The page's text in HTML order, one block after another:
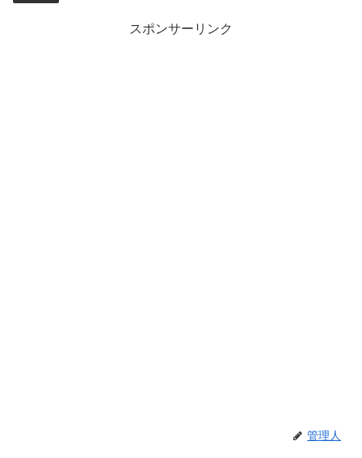
スポンサーリンク
管理人